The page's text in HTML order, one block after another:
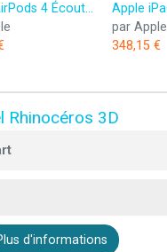
Apple AirPods 4 Écouteurs sans Fil, Casques et écouteurs Bluetooth, Audio Spatial personnalisé, résistance à la Transpiration et l’Eau, boîtier de Charge USB-C, Puce H2, Jusqu’à 24 Heures d’autonomie
par Apple
348,15 €
Rhinocéros 3D
d'informations